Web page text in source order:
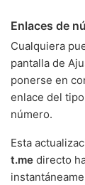
Enlaces de
Cualquiera
pantalla de
ponerse en
enlace del tipo
número.
Esta
t.me directo